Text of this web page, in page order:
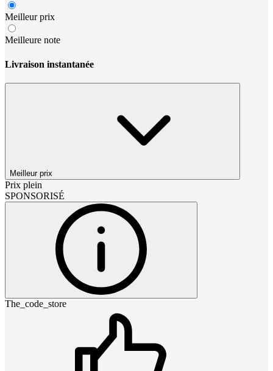
Meilleur prix
Meilleure note
Livraison instantanée
Meilleur prix
Prix plein
SPONSORISÉ
The_code_store